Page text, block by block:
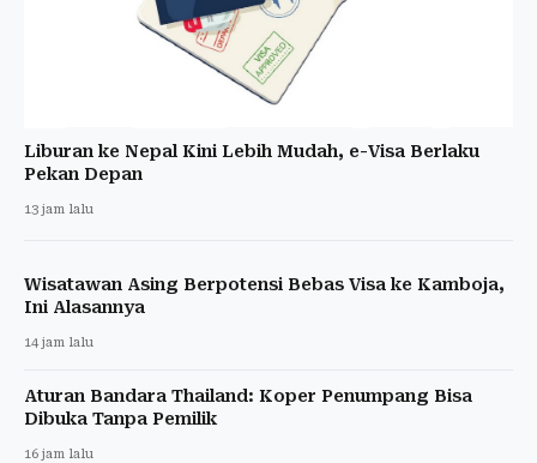
Liburan ke Nepal Kini Lebih Mudah, e-Visa Berlaku
Pekan Depan
13 jam lalu
Wisatawan Asing Berpotensi Bebas Visa ke Kamboja,
Ini Alasannya
14 jam lalu
Aturan Bandara Thailand: Koper Penumpang Bisa
Dibuka Tanpa Pemilik
16 jam lalu